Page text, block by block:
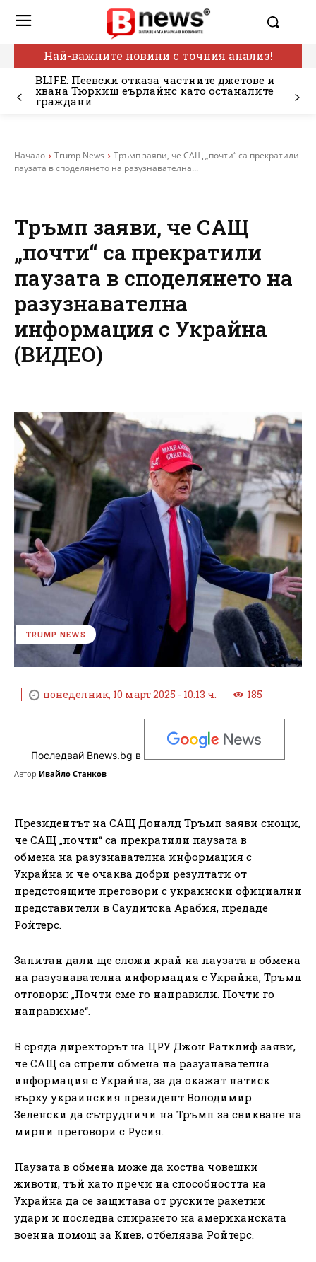
Най-важните новини с точния анализ!
BLIFE: Пеевски отказа частните джетове и
хвана Тюркиш еърлайнс като останалите
граждани
Начало Trump News
Тръмп заяви, че САЩ „почти“ са прекратили
паузата в споделянето на разузнавателна...
Тръмп заяви, че САЩ
„почти“ са прекратили
паузата в споделянето на
разузнавателна
информация с Украйна
(ВИДЕО)
TRUMP NEWS
понеделник, 10 март 2025 - 10:13 ч. 185
Последвай Bnews.bg в
Автор Ивайло Станков
Президентът на САЩ Доналд Тръмп заяви снощи,
че САЩ „почти“ са прекратили паузата в
обмена на разузнавателна информация с
Украйна и че очаква добри резултати от
предстоящите преговори с украински официални
представители в Саудитска Арабия, предаде
Ройтерс.
Запитан дали ще сложи край на паузата в обмена
на разузнавателна информация с Украйна, Тръмп
отговори: „Почти сме го направили. Почти го
направихме“.
В сряда директорът на ЦРУ Джон Ратклиф заяви,
че САЩ са спрели обмена на разузнавателна
информация с Украйна, за да окажат натиск
върху украинския президент Володимир
Зеленски да сътрудничи на Тръмп за свикване на
мирни преговори с Русия.
Паузата в обмена може да коства човешки
животи, тъй като пречи на способността на
Украйна да се защитава от руските ракетни
удари и последва спирането на американската
военна помощ за Киев, отбелязва Ройтерс.